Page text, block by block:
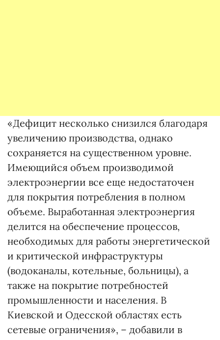
«Дефицит несколько снизился благодаря
увеличению производства, однако
сохраняется на существенном уровне.
Имеющийся объем производимой
электроэнергии все еще недостаточен
для покрытия потребления в полном
объеме. Выработанная электроэнергия
делится на обеспечение процессов,
необходимых для работы энергетической
и критической инфраструктуры
(водоканалы, котельные, больницы), а
также на покрытие потребностей
промышленности и населения. В
Киевской и Одесской областях есть
сетевые ограничения», – добавили в